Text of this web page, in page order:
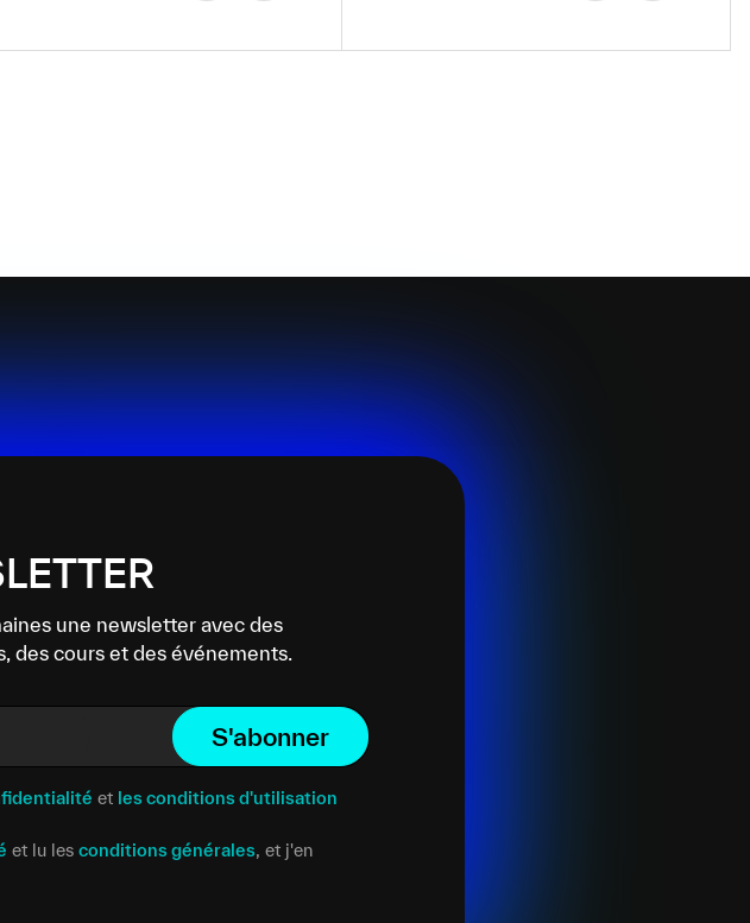
une newsletter avec des
des cours et des événements.
S'abonner
et les conditions d'utilisation
et lu les conditions générales, et j'en